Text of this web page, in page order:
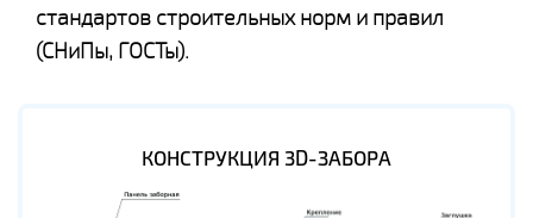
стандартов строительных норм и правил
(СНиПы, ГОСТы).
КОНСТРУКЦИЯ 3D-ЗАБОРА